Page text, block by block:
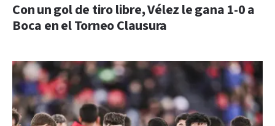
Con un gol de tiro libre, Vélez le gana 1-0 a
Boca en el Torneo Clausura